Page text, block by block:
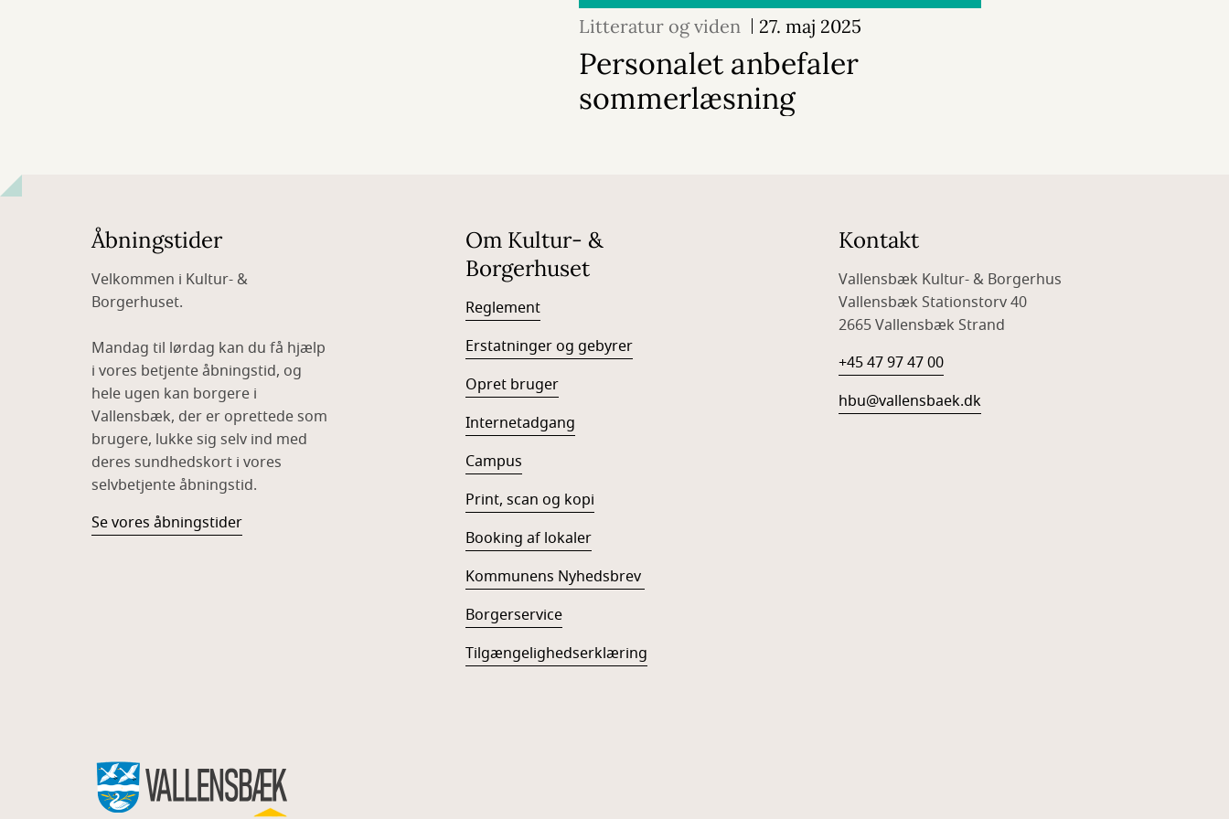
Litteratur og viden 27. maj 2025
Personalet anbefaler
sommerlæsning
Åbningstider
Velkommen i Kultur- &
Borgerhuset.
Mandag til lørdag kan du få hjælp
i vores betjente åbningstid, og
hele ugen kan borgere i
Vallensbæk, der er oprettede som
brugere, lukke sig selv ind med
deres sundhedskort i vores
selvbetjente åbningstid.
Se vores åbningstider
Om Kultur- &
Borgerhuset
Reglement
Erstatninger og gebyrer
Opret bruger
Internetadgang
Campus
Print, scan og kopi
Booking af lokaler
Kommunens Nyhedsbrev
Borgerservice
Tilgængelighedserklæring
Kontakt
Vallensbæk Kultur- & Borgerhus
Vallensbæk Stationstorv 40
2665 Vallensbæk Strand
+45 47 97 47 00
hbu@vallensbaek.dk